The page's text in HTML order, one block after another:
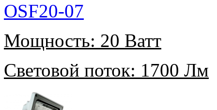
OSF20-07
Мощность: 20 Ватт
Световой поток: 1700 Лм